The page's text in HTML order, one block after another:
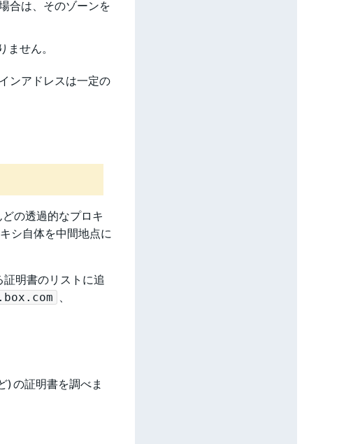
合は、そのゾーンを
せん。
ンアドレスは一定の
の透過的なプロキ
シ自体を中間地点に
明書のリストに追
) の証明書を調べま